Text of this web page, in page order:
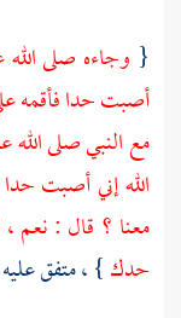
{ وجاءه صلى
أصبت حدا فأقمه
مع النبي صلى
الله إني أصبت
معنا ؟ قال : نعم
حدك} ، متفق